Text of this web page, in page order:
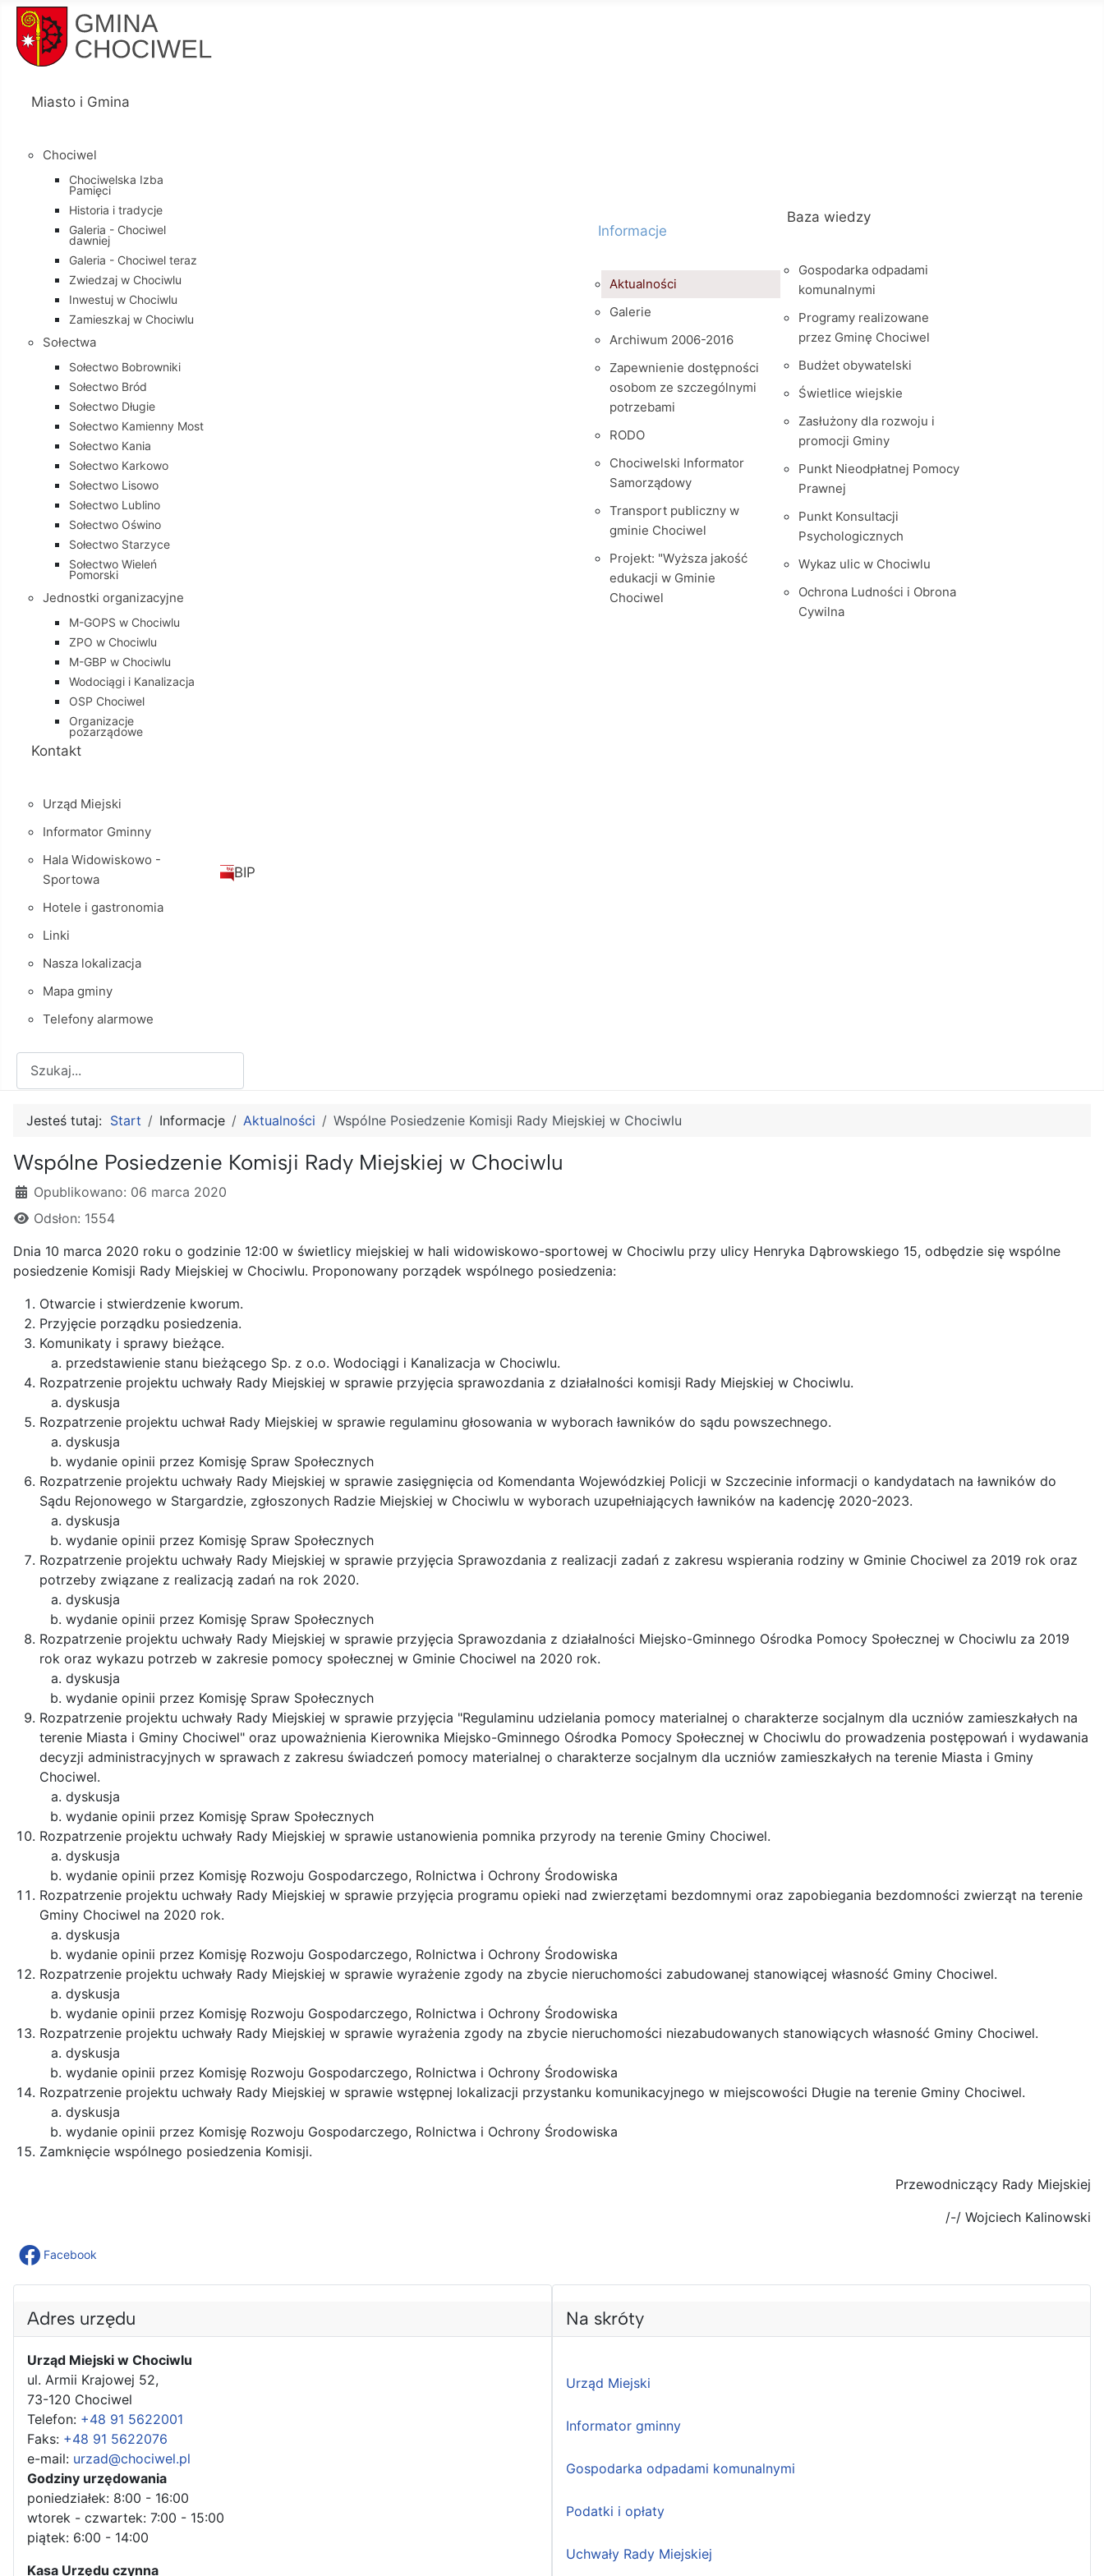
Miasto i Gmina
Chociwel
Chociwelska Izba
Pamięci
Historia i tradycje
Galeria - Chociwel
dawniej
Galeria - Chociwel teraz
Zwiedzaj w Chociwlu
Inwestuj w Chociwlu
Zamieszkaj w Chociwlu
Sołectwa
Sołectwo Bobrowniki
Sołectwo Bród
Sołectwo Długie
Sołectwo Kamienny Most
Sołectwo Kania
Sołectwo Karkowo
Sołectwo Lisowo
Sołectwo Lublino
Sołectwo Oświno
Sołectwo Starzyce
Sołectwo Wieleń
Pomorski
Jednostki organizacyjne
M-GOPS w Chociwlu
ZPO w Chociwlu
M-GBP w Chociwlu
Wodociągi i Kanalizacja
OSP Chociwel
Organizacje
pozarządowe
Informacje
Aktualności
Galerie
Archiwum 2006-2016
Zapewnienie dostępności
osobom ze szczególnymi
potrzebami
RODO
Chociwelski Informator
Samorządowy
Transport publiczny w
gminie Chociwel
Projekt: "Wyższa jakość
edukacji w Gminie
Chociwel
Baza wiedzy
Gospodarka odpadami
komunalnymi
Programy realizowane
przez Gminę Chociwel
Budżet obywatelski
Świetlice wiejskie
Zasłużony dla rozwoju i
promocji Gminy
Punkt Nieodpłatnej Pomocy
Prawnej
Punkt Konsultacji
Psychologicznych
Wykaz ulic w Chociwlu
Ochrona Ludności i Obrona
Cywilna
Kontakt
Urząd Miejski
Informator Gminny
Hala Widowiskowo -
Sportowa
Hotele i gastronomia
Linki
Nasza lokalizacja
Mapa gminy
Telefony alarmowe
BIP
Jesteś tutaj: Start Informacje Aktualności Wspólne Posiedzenie Komisji Rady Miejskiej w Chociwlu
Wspólne Posiedzenie Komisji Rady Miejskiej w Chociwlu
Szczegóły
Opublikowano: 06 marca 2020
Odsłon: 1554
Dnia 10 marca 2020 roku o godzinie 12:00 w świetlicy miejskiej w hali widowiskowo-sportowej w Chociwlu przy ulicy Henryka Dąbrowskiego 15, odbędzie się wspólne
posiedzenie Komisji Rady Miejskiej w Chociwlu. Proponowany porządek wspólnego posiedzenia:
Otwarcie i stwierdzenie kworum.
Przyjęcie porządku posiedzenia.
Komunikaty i sprawy bieżące.
przedstawienie stanu bieżącego Sp. z o.o. Wodociągi i Kanalizacja w Chociwlu.
Rozpatrzenie projektu uchwały Rady Miejskiej w sprawie przyjęcia sprawozdania z działalności komisji Rady Miejskiej w Chociwlu.
dyskusja
Rozpatrzenie projektu uchwał Rady Miejskiej w sprawie regulaminu głosowania w wyborach ławników do sądu powszechnego.
dyskusja
wydanie opinii przez Komisję Spraw Społecznych
Rozpatrzenie projektu uchwały Rady Miejskiej w sprawie zasięgnięcia od Komendanta Wojewódzkiej Policji w Szczecinie informacji o kandydatach na ławników do
Sądu Rejonowego w Stargardzie, zgłoszonych Radzie Miejskiej w Chociwlu w wyborach uzupełniających ławników na kadencję 2020-2023.
dyskusja
wydanie opinii przez Komisję Spraw Społecznych
Rozpatrzenie projektu uchwały Rady Miejskiej w sprawie przyjęcia Sprawozdania z realizacji zadań z zakresu wspierania rodziny w Gminie Chociwel za 2019 rok oraz
potrzeby związane z realizacją zadań na rok 2020.
dyskusja
wydanie opinii przez Komisję Spraw Społecznych
Rozpatrzenie projektu uchwały Rady Miejskiej w sprawie przyjęcia Sprawozdania z działalności Miejsko-Gminnego Ośrodka Pomocy Społecznej w Chociwlu za 2019
rok oraz wykazu potrzeb w zakresie pomocy społecznej w Gminie Chociwel na 2020 rok.
dyskusja
wydanie opinii przez Komisję Spraw Społecznych
Rozpatrzenie projektu uchwały Rady Miejskiej w sprawie przyjęcia "Regulaminu udzielania pomocy materialnej o charakterze socjalnym dla uczniów zamieszkałych na
terenie Miasta i Gminy Chociwel" oraz upoważnienia Kierownika Miejsko-Gminnego Ośrodka Pomocy Społecznej w Chociwlu do prowadzenia postępowań i wydawania
decyzji administracyjnych w sprawach z zakresu świadczeń pomocy materialnej o charakterze socjalnym dla uczniów zamieszkałych na terenie Miasta i Gminy
Chociwel.
dyskusja
wydanie opinii przez Komisję Spraw Społecznych
Rozpatrzenie projektu uchwały Rady Miejskiej w sprawie ustanowienia pomnika przyrody na terenie Gminy Chociwel.
dyskusja
wydanie opinii przez Komisję Rozwoju Gospodarczego, Rolnictwa i Ochrony Środowiska
Rozpatrzenie projektu uchwały Rady Miejskiej w sprawie przyjęcia programu opieki nad zwierzętami bezdomnymi oraz zapobiegania bezdomności zwierząt na terenie
Gminy Chociwel na 2020 rok.
dyskusja
wydanie opinii przez Komisję Rozwoju Gospodarczego, Rolnictwa i Ochrony Środowiska
Rozpatrzenie projektu uchwały Rady Miejskiej w sprawie wyrażenie zgody na zbycie nieruchomości zabudowanej stanowiącej własność Gminy Chociwel.
dyskusja
wydanie opinii przez Komisję Rozwoju Gospodarczego, Rolnictwa i Ochrony Środowiska
Rozpatrzenie projektu uchwały Rady Miejskiej w sprawie wyrażenia zgody na zbycie nieruchomości niezabudowanych stanowiących własność Gminy Chociwel.
dyskusja
wydanie opinii przez Komisję Rozwoju Gospodarczego, Rolnictwa i Ochrony Środowiska
Rozpatrzenie projektu uchwały Rady Miejskiej w sprawie wstępnej lokalizacji przystanku komunikacyjnego w miejscowości Długie na terenie Gminy Chociwel.
dyskusja
wydanie opinii przez Komisję Rozwoju Gospodarczego, Rolnictwa i Ochrony Środowiska
Zamknięcie wspólnego posiedzenia Komisji.
Przewodniczący Rady Miejskiej
/-/ Wojciech Kalinowski
Facebook
Adres urzędu
Urząd Miejski w Chociwlu
ul. Armii Krajowej 52,
73-120 Chociwel
Telefon: +48 91 5622001
Faks: +48 91 5622076
e-mail: urzad@chociwel.pl
Godziny urzędowania
poniedziałek: 8:00 - 16:00
wtorek - czwartek: 7:00 - 15:00
piątek: 6:00 - 14:00
Kasa Urzędu czynna
Na skróty
Urząd Miejski
Informator gminny
Gospodarka odpadami komunalnymi
Podatki i opłaty
Uchwały Rady Miejskiej